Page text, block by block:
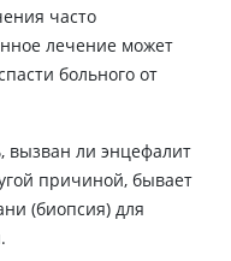
часто
лечение может
больного от
вызван ли энцефалит
причиной, бывает
(биопсия) для